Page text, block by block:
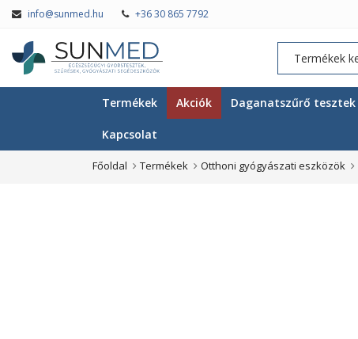
info@sunmed.hu +36 30 865 7792
Termékek Akciók Daganatszűrő tesztek
Kapcsolat
Főoldal Termékek Otthoni gyógyászati eszközök